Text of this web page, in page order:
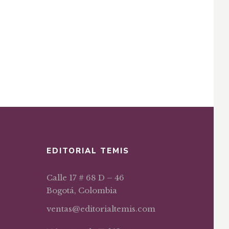
EDITORIAL TEMIS
Calle 17 # 68 D – 46
Bogotá, Colombia
ventas@editorialtemis.com